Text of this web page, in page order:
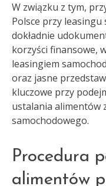
W związku z tym,
Polsce przy
dokładnie
korzyści finansowe,
leasingiem
oraz jasne
kluczowe przy
ustalania alimentów
samochodowego.
Procedura
alimentów